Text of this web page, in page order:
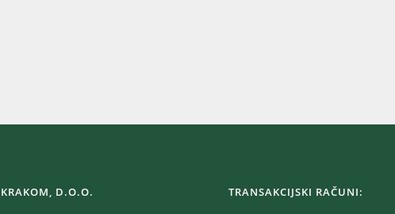
KRAKOM, D.O.O. TRANSAKCIJSKI RAČUNI: